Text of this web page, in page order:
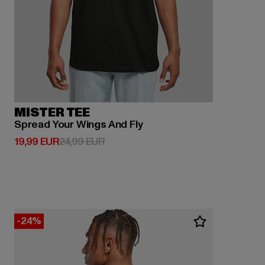
MISTER TEE
Spread Your Wings And Fly
19,99 EUR
Derzeitiger Preis: 19,99 EUR
24,99 EURAktionspreis: 24,99 EUR
-24%